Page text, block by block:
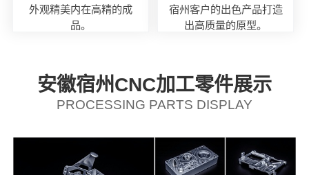
外观精美内在高精的成
品。
宿州客户的出色产品打造
出高质量的原型。
安徽宿州CNC加工零件展示
PROCESSING PARTS DISPLAY